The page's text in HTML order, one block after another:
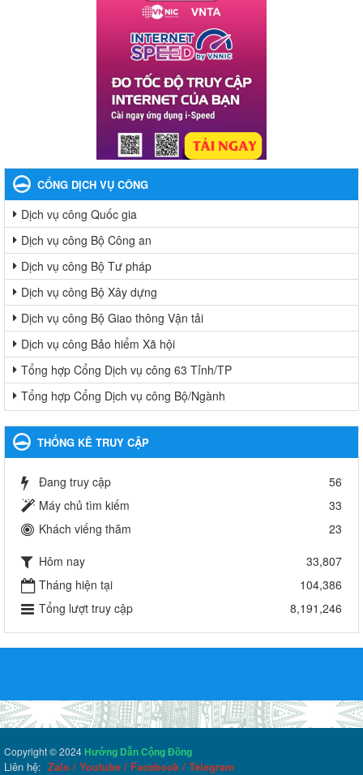
CỔNG DỊCH VỤ CÔNG
Dịch vụ công Quốc gia
Dịch vụ công Bộ Công an
Dịch vụ công Bộ Tư pháp
Dịch vụ công Bộ Xây dựng
Dịch vụ công Bộ Giao thông Vận tải
Dịch vụ công Bảo hiểm Xã hội
Tổng hợp Cổng Dịch vụ công 63 Tỉnh/TP
Tổng hợp Cổng Dịch vụ công Bộ/Ngành
THỐNG KÊ TRUY CẬP
Đang truy cập
56
Máy chủ tìm kiếm
33
Khách viếng thăm
23
Hôm nay
33,807
Tháng hiện tại
104,386
Tổng lượt truy cập
8,191,246
Copyright © 2024 Hướng Dẫn Cộng Đồng
Liên hệ: Zalo / Youtube / Facebook / Telegram